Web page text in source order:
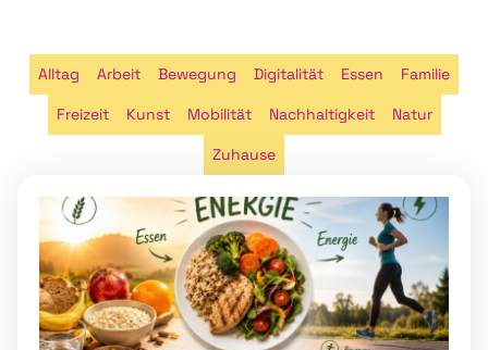
Alltag Arbeit Bewegung Digitalität Essen Familie
Freizeit Kunst Mobilität Nachhaltigkeit Natur
Zuhause